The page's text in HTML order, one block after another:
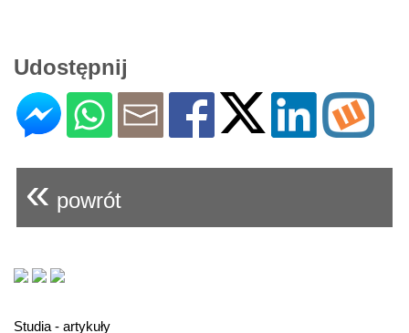
Udostępnij
« powrót
Studia - artykuły